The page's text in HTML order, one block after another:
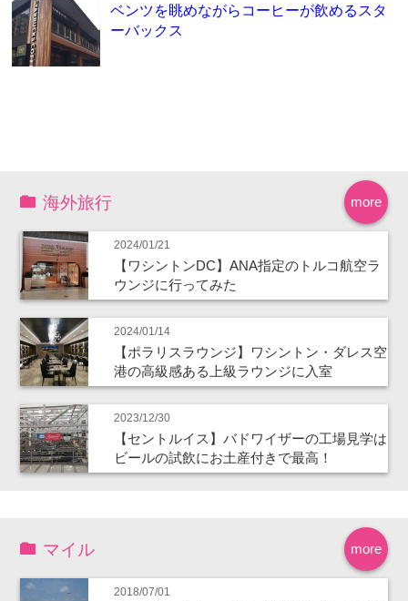
ベンツを眺めながらコーヒーが飲めるスタ
ーバックス
more
海外旅行
2024/01/21
【ワシントンDC】ANA指定のトルコ航空ラ
ウンジに行ってみた
2024/01/14
【ポラリスラウンジ】ワシントン・ダレス空
港の高級感ある上級ラウンジに入室
2023/12/30
【セントルイス】バドワイザーの工場見学は
ビールの試飲にお土産付きで最高！
more
マイル
2018/07/01